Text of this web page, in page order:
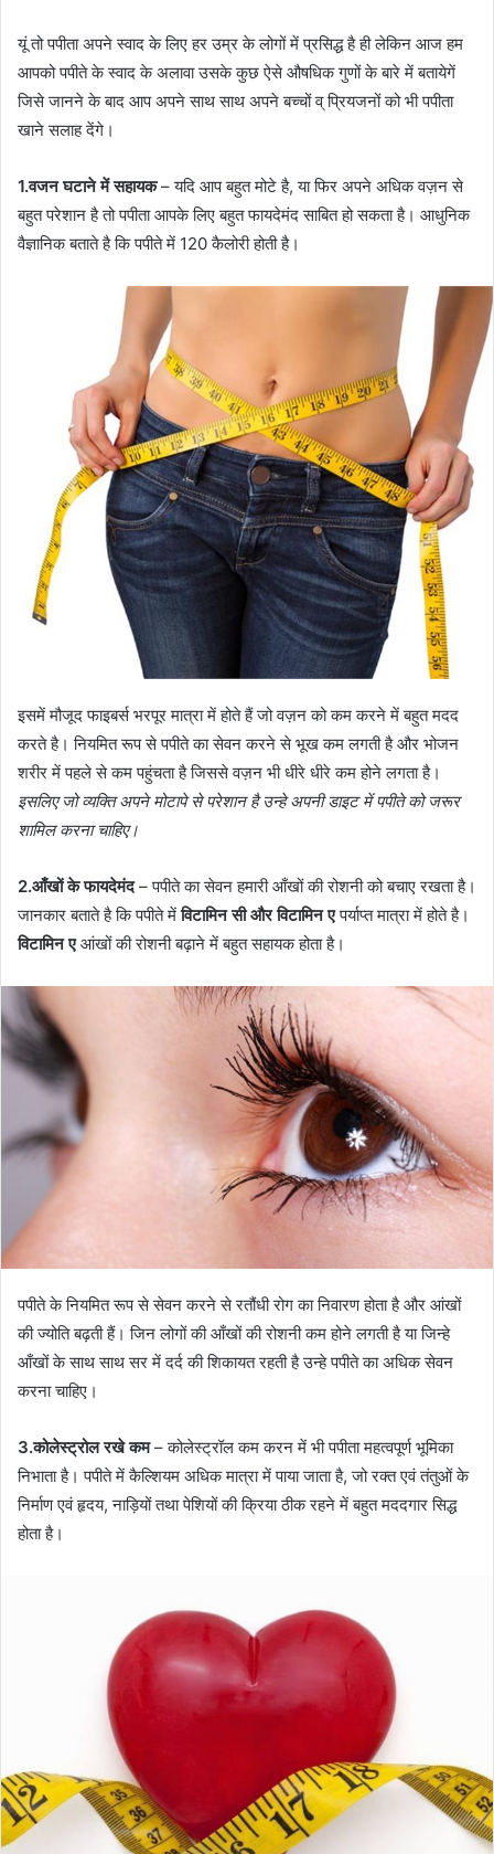
यूं तो पपीता अपने स्वाद के लिए हर उम्र के लोगों में प्रसिद्ध है ही लेकिन आज हम
आपको पपीते के स्वाद के अलावा उसके कुछ ऐसे औषधिक गुणों के बारे में बतायेगें
जिसे जानने के बाद आप अपने साथ साथ अपने बच्चों व् प्रियजनों को भी पपीता
खाने सलाह देंगे।
1.वजन घटाने में सहायक– यदि आप बहुत मोटे है, या फिर अपने अधिक वज़न से
बहुत परेशान है तो पपीता आपके लिए बहुत फायदेमंद साबित हो सकता है। आधुनिक
वैज्ञानिक बताते है कि पपीते में 120 कैलोरी होती है।
इसमें मौजूद फाइबर्स भरपूर मात्रा में होते हैं जो वज़न को कम करने में बहुत मदद
करते है। नियमित रूप से पपीते का सेवन करने से भूख कम लगती है और भोजन
शरीर में पहले से कम पहुंचता है जिससे वज़न भी धीरे धीरे कम होने लगता है।
इसलिए जो व्यक्ति अपने मोटापे से परेशान है उन्हे अपनी डाइट में पपीते को जरूर
शामिल करना चाहिए।
2.आँखों के फायदेमंद– पपीते का सेवन हमारी आँखों की रोशनी को बचाए रखता है।
जानकार बताते है कि पपीते मेंविटामिन सी और विटामिन एपर्याप्त मात्रा में होते है।
विटामिन एआंखों की रोशनी बढ़ाने में बहुत सहायक होता है।
पपीते के नियमित रूप से सेवन करने से रतौंधी रोग का निवारण होता है और आंखों
की ज्योति बढ़ती हैं। जिन लोगों की आँखों की रोशनी कम होने लगती है या जिन्हे
आँखों के साथ साथ सर में दर्द की शिकायत रहती है उन्हे पपीते का अधिक सेवन
करना चाहिए।
3.कोलेस्ट्रोल रखे कम– कोलेस्ट्रॉल कम करन में भी पपीता महत्वपूर्ण भूमिका
निभाता है। पपीते में कैल्शियम अधिक मात्रा में पाया जाता है, जो रक्त एवं तंतुओं के
निर्माण एवं हृदय, नाड़ियों तथा पेशियों की क्रिया ठीक रहने में बहुत मददगार सिद्ध
होता है।